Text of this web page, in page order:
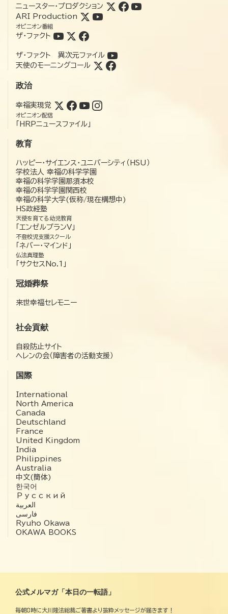
ニュースター・プロダクション
ARI Production
オピニオン番組
ザ・ファクト
ザ・ファクト 異次元ファイル
天使のモーニングコール
政治
幸福実現党
オピニオン配信
「HRPニュースファイル」
教育
ハッピー・サイエンス・ユニバーシティ（HSU）
学校法人 幸福の科学学園
幸福の科学学園那須本校
幸福の科学学園関西校
幸福の科学大学(仮称/現在構想中)
HS政経塾
天使を育てる幼児教育
「エンゼルプランV」
不登校児支援スクール
「ネバー・マインド」
仏法真理塾
「サクセスNo.1」
冠婚葬祭
来世幸福セレモニー
社会貢献
自殺防止サイト
ヘレンの会（障害者の活動支援）
国際
International
North America
Canada
Deutschland
France
United Kingdom
India
Philippines
Australia
中文(簡体)
한국어
Русский
العربية‏
فارسی
Ryuho Okawa
OKAWA BOOKS
公式メルマガ「本日の一転語」
毎朝8時に大川隆法総裁ご著書より抜粋メッセージが届きます！